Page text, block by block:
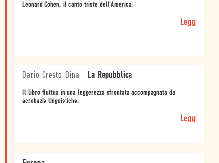
Leonard Cohen, il canto triste dell'America.
Leggi
Dario Cresto-Dina - La Repubblica
Il libro fluttua in una leggerezza sfrontata accompagnata da
acrobazie linguistiche.
Leggi